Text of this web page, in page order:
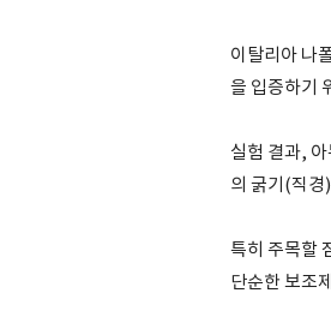
이탈리아 나
을 입증하기
실험 결과,
의 굵기(직경
특히 주목할
단순한 보조